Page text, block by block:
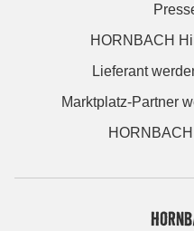
HORNBACH
Lieferant
Marktplatz-Partner